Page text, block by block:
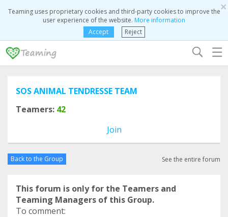
×
Teaming uses proprietary cookies and third-party cookies to improve the
user experience of the website. More information
Accept
Reject
☰
SOS ANIMAL TENDRESSE TEAM
Teamers: 42
Join
Back to the Group See the entire forum
This forum is only for the Teamers and
Teaming Managers of this Group.
To comment: